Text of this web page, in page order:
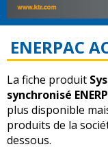
ENERPAC
La fiche produit
synchronisé
plus disponible
produits de la
dessous.